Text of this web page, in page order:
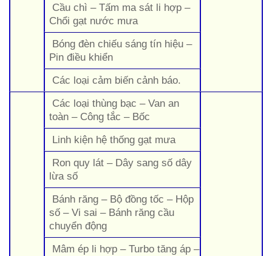
Cầu chì – Tấm ma sát li hợp –
Chổi gạt nước mưa
Bóng đèn chiếu sáng tín hiệu –
Pin điều khiển
Các loại cảm biến cảnh báo.
Các loại thùng bạc – Van an
toàn – Công tắc – Bốc
Linh kiện hệ thống gạt mưa
Ron quy lát – Dây sang số dây
lừa số
Bánh răng – Bộ đồng tốc – Hộp
số – Vi sai – Bánh răng cầu
chuyển động
Mâm ép li hợp – Turbo tăng áp –